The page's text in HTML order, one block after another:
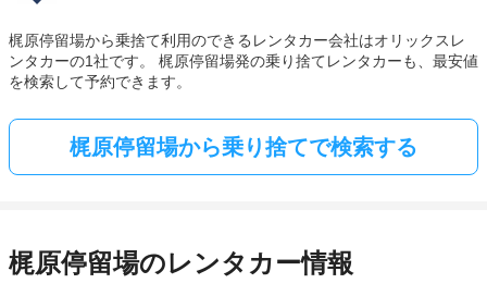
梶原停留場から乗捨て利用のできるレンタカー会社はオリックスレ
ンタカーの1社です。 梶原停留場発の乗り捨てレンタカーも、最安値
を検索して予約できます。
梶原停留場から乗り捨てで検索する
梶原停留場のレンタカー情報